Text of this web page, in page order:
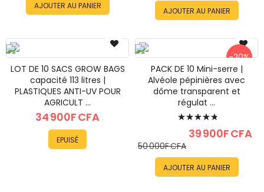
AJOUTER AU PANIER
AJOUTER AU PANIER
LOT DE 10 SACS GROW BAGS
capacité 113 litres |
PLASTIQUES ANTI-UV POUR
AGRICULT ...
34 900F CFA
EPUISÉ
-20%
PACK DE 10 Mini-serre |
Alvéole pépinières avec
dôme transparent et
régulat ...
Évaluation:
98%39 900F CFA
50 000F CFA
AJOUTER AU PANIER